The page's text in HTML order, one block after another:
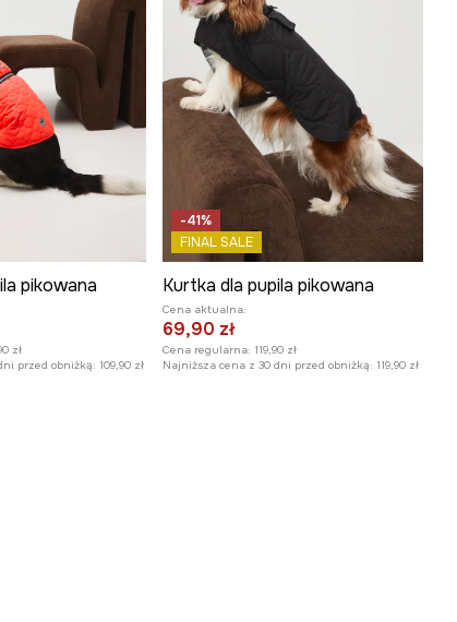
pikowana
zł
przed obniżką: 109,90 zł
-41%
FINAL SALE
Kurtka dla pupila pikowana
Cena aktualna:
69,90 zł
Cena regularna: 119,90 zł
Najniższa cena z 30 dni przed obniżką: 119,90 zł